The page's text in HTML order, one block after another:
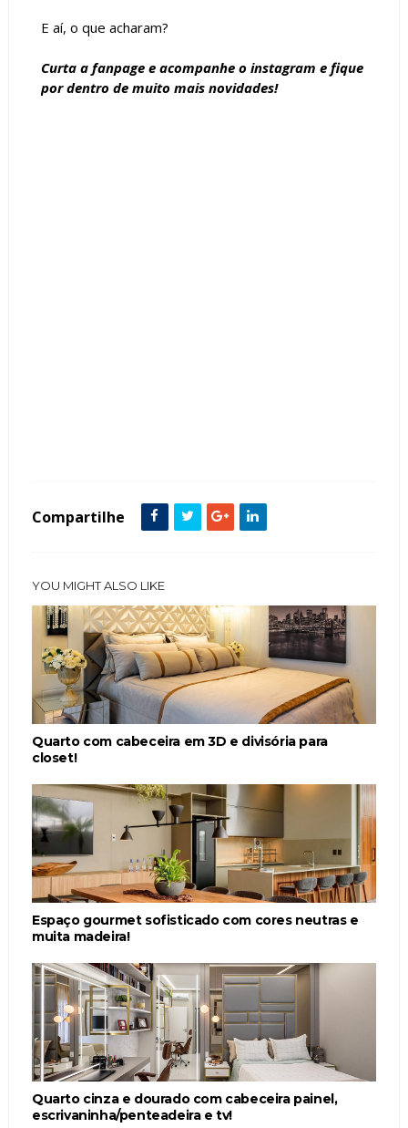
E aí, o que acharam?
Curta a fanpagee acompanhe o instagram e fique
por dentro de muito mais novidades!
Compartilhe
YOU MIGHT ALSO LIKE
Quarto com cabeceira em 3D e divisória para
closet!
Espaço gourmet sofisticado com cores neutras e
muita madeira!
Quarto cinza e dourado com cabeceira painel,
escrivaninha/penteadeira e tv!